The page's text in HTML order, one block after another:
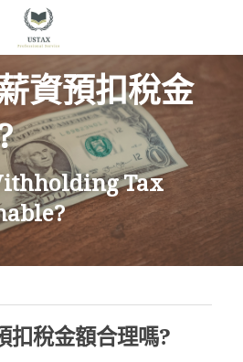
資預扣稅金
Tax
扣稅金額合理嗎?
商品分類